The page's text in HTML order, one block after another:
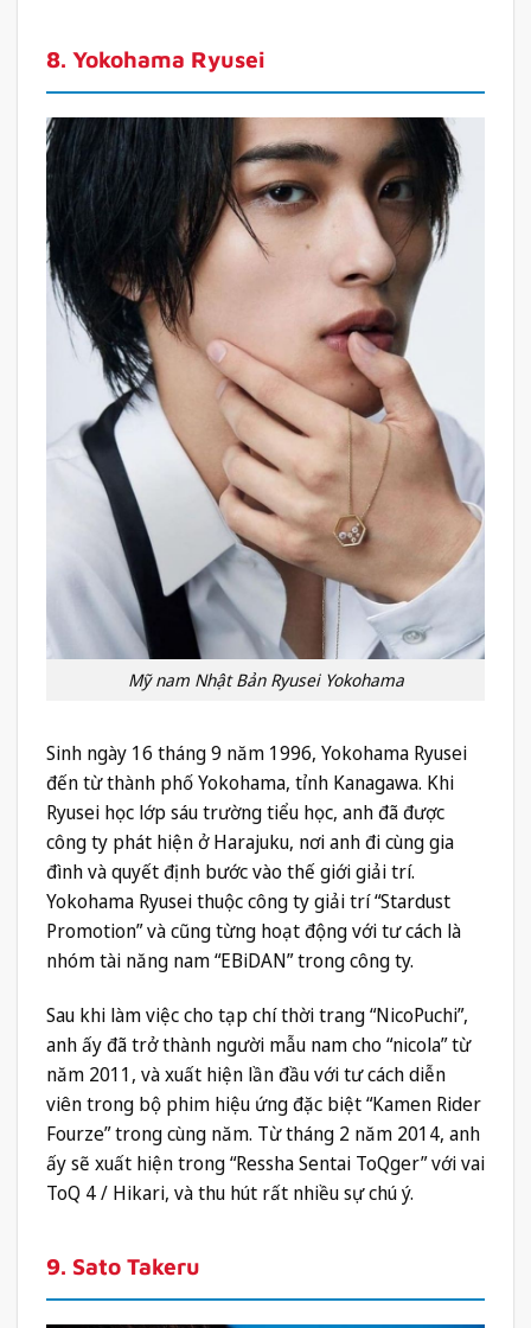
8. Yokohama Ryusei
Mỹ nam Nhật Bản Ryusei Yokohama
Sinh ngày 16 tháng 9 năm 1996, Yokohama Ryusei
đến từ thành phố Yokohama, tỉnh Kanagawa. Khi
Ryusei học lớp sáu trường tiểu học, anh đã được
công ty phát hiện ở Harajuku, nơi anh đi cùng gia
đình và quyết định bước vào thế giới giải trí.
Yokohama Ryusei thuộc công ty giải trí “Stardust
Promotion” và cũng từng hoạt động với tư cách là
nhóm tài năng nam “EBiDAN” trong công ty.
Sau khi làm việc cho tạp chí thời trang “NicoPuchi”,
anh ấy đã trở thành người mẫu nam cho “nicola” từ
năm 2011, và xuất hiện lần đầu với tư cách diễn
viên trong bộ phim hiệu ứng đặc biệt “Kamen Rider
Fourze” trong cùng năm. Từ tháng 2 năm 2014, anh
ấy sẽ xuất hiện trong “Ressha Sentai ToQger” với vai
ToQ 4 / Hikari, và thu hút rất nhiều sự chú ý.
9. Sato Takeru